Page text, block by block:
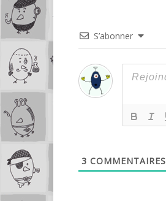
S’abonner
3 COMMENTAIRES